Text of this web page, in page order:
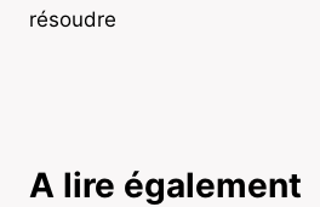
résoudre
A lire également